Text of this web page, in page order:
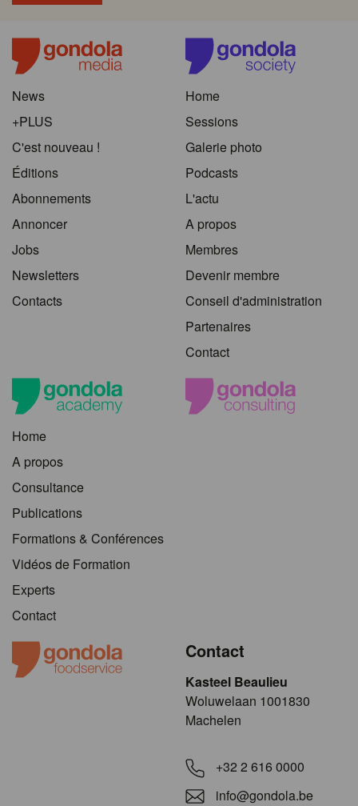
News
+PLUS
C'est nouveau !
Éditions
Abonnements
Annoncer
Jobs
Newsletters
Contacts
Home
Sessions
Galerie photo
Podcasts
L'actu
A propos
Membres
Devenir membre
Conseil d'administration
Partenaires
Contact
Home
A propos
Consultance
Publications
Formations & Conférences
Vidéos de Formation
Experts
Contact
Contact
Kasteel Beaulieu
​​​Woluwelaan 1001830
Machelen
+32 2 616 0000
info@gondola.be